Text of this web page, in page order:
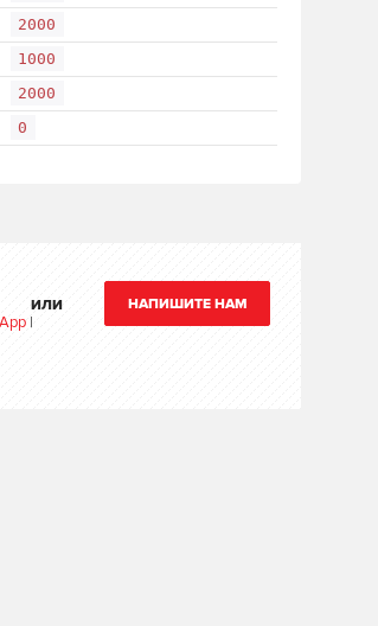
2000
1000
2000
0
|
ИЛИ НАПИШИТЕ НАМ